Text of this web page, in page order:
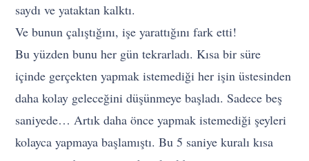
saydı ve yataktan kalktı.
Ve bunun çalıştığını, işe yarattığını fark etti!
Bu yüzden bunu her gün tekrarladı. Kısa bir süre
içinde gerçekten yapmak istemediği her işin üstesinden
daha kolay geleceğini düşünmeye başladı. Sadece beş
saniyede… Artık daha önce yapmak istemediği şeyleri
kolayca yapmaya başlamıştı. Bu 5 saniye kuralı kısa